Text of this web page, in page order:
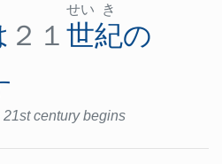
２１
せい き
世紀の
century begins